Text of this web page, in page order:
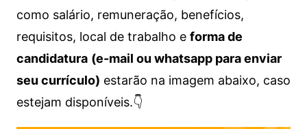
como salário, remuneração, benefícios,
requisitos, local de trabalho e forma de
candidatura (e-mail ou whatsapp para enviar
seu currículo) estarão na imagem abaixo, caso
estejam disponíveis.👇